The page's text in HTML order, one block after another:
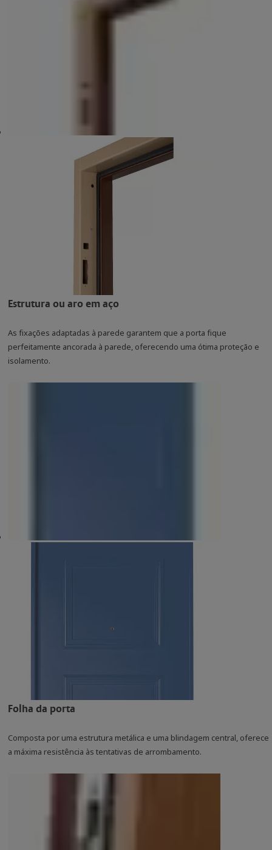
Estrutura ou aro em aço
As fixações adaptadas à parede garantem que a porta fique
perfeitamente ancorada à parede, oferecendo uma ótima proteção e
isolamento.
Folha da porta
Composta por uma estrutura metálica e uma blindagem central, oferece
a máxima resistência às tentativas de arrombamento.